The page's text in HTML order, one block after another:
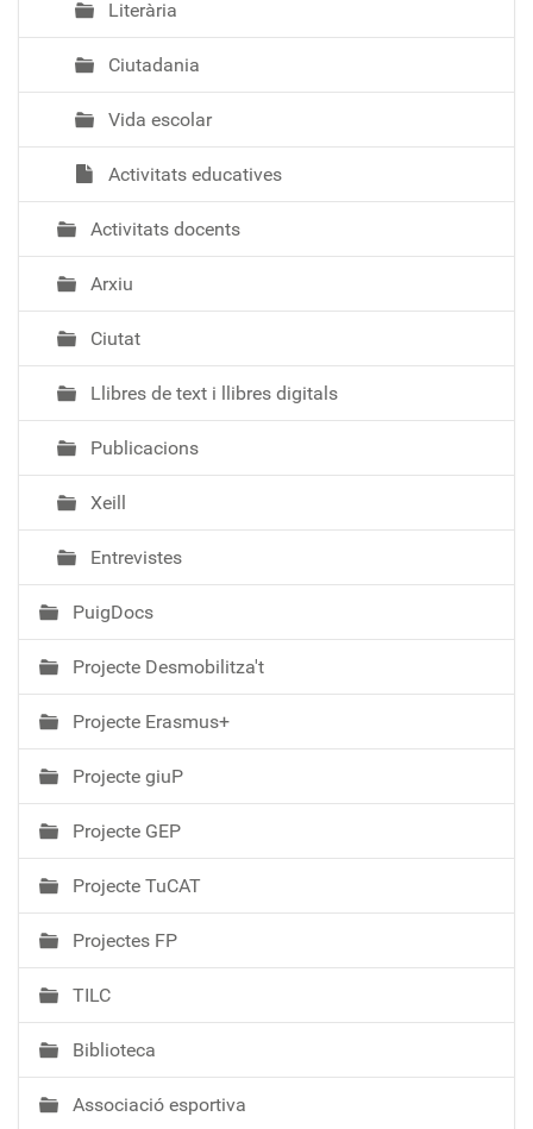
Literària
Ciutadania
Vida escolar
Activitats educatives
Activitats docents
Arxiu
Ciutat
Llibres de text i llibres digitals
Publicacions
Xeill
Entrevistes
PuigDocs
Projecte Desmobilitza't
Projecte Erasmus+
Projecte giuP
Projecte GEP
Projecte TuCAT
Projectes FP
TILC
Biblioteca
Associació esportiva